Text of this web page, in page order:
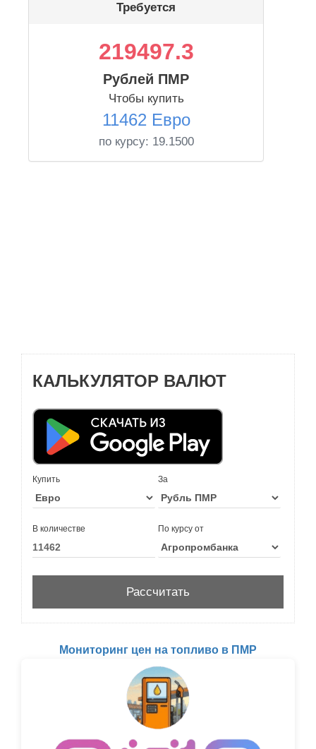
Требуется
219497.3
Рублей ПМР
Чтобы купить
11462 Евро
по курсу: 19.1500
КАЛЬКУЛЯТОР ВАЛЮТ
Купить За
В количестве По курсу от
Мониторинг цен на топливо в ПМР